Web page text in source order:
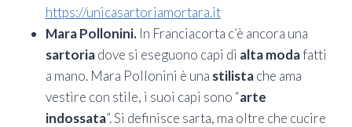
https://unicasartoriamortara.it
Mara Pollonini. In Franciacorta c’è ancora una
sartoriadove si eseguono capi di alta modafatti
a mano. Mara Pollonini è una stilistache ama
vestire con stile, i suoi capi sono “arte
indossata”. Si definisce sarta, ma oltre che cucire